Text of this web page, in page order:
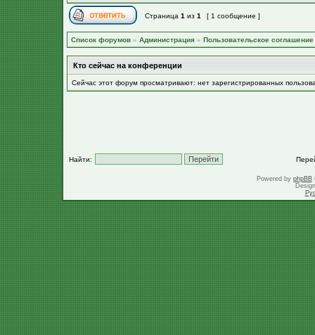
Страница 1 из 1 [ 1 сообщение ]
Список форумов » Администрация » Пользовательское соглашение
Кто сейчас на конференции
Сейчас этот форум просматривают: нет зарегистрированных
Найти:
Powered by phpBB